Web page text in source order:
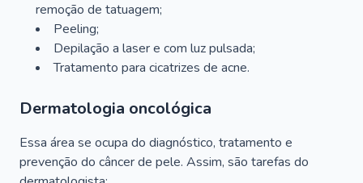
remoção de tatuagem;
Peeling;
Depilação a laser e com luz pulsada;
Tratamento para cicatrizes de acne.
Dermatologia oncológica
Essa área se ocupa do diagnóstico, tratamento e
prevenção do câncer de pele. Assim, são tarefas do